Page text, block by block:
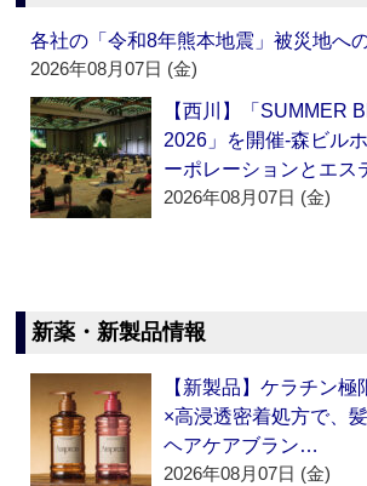
各社の「令和8年熊本地震」被災地へ
2026年08月07日 (金)
【西川】「SUMMER
2026」を開催‐森ビル
ーポレーションとエス
2026年08月07日 (金)
新薬・新製品情報
【新製品】ケラチン
×高浸透密着処方で、
ヘアケアブラン…
2026年08月07日 (金)